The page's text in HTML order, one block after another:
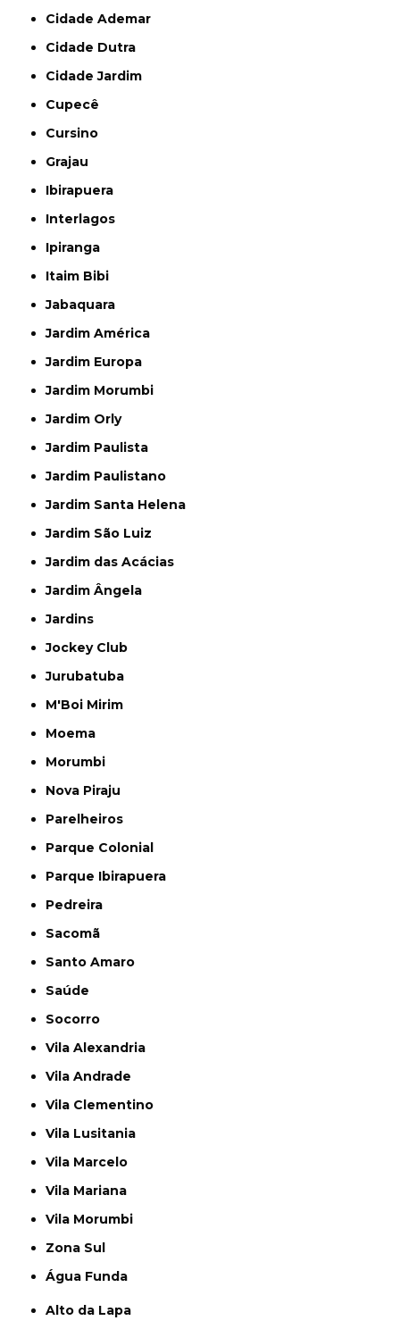
Cidade Ademar
Cidade Dutra
Cidade Jardim
Cupecê
Cursino
Grajau
Ibirapuera
Interlagos
Ipiranga
Itaim Bibi
Jabaquara
Jardim América
Jardim Europa
Jardim Morumbi
Jardim Orly
Jardim Paulista
Jardim Paulistano
Jardim Santa Helena
Jardim São Luiz
Jardim das Acácias
Jardim Ângela
Jardins
Jockey Club
Jurubatuba
M'Boi Mirim
Moema
Morumbi
Nova Piraju
Parelheiros
Parque Colonial
Parque Ibirapuera
Pedreira
Sacomã
Santo Amaro
Saúde
Socorro
Vila Alexandria
Vila Andrade
Vila Clementino
Vila Lusitania
Vila Marcelo
Vila Mariana
Vila Morumbi
Zona Sul
Água Funda
Alto da Lapa